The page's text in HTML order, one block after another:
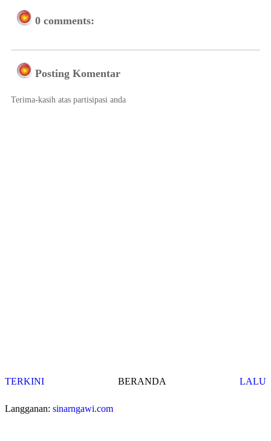
0 comments:
Posting Komentar
Terima-kasih atas partisipasi anda
TERKINI LALU
BERANDA
Langganan: sinarngawi.com